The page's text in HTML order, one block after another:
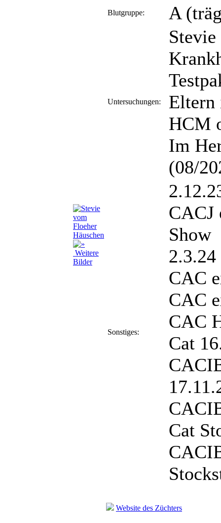
Weitere
Bilder
Blutgruppe: A
Untersuchungen:
Eltern
HCM
Im
(08/
Sonstiges:
CACJ
Show
CAC
CAC
CAC
Cat
Cat
Website des Züchters